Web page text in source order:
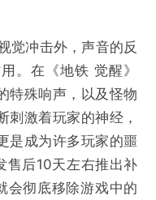
觉冲击外，声音的反
。在《地铁 觉醒》
特殊响声，以及怪物
刺激着玩家的神经，
是成为许多玩家的噩
售后10天左右推出补
会彻底移除游戏中的